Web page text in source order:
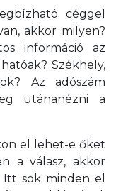
céggel
akkor milyen?
információ az
Székhely,
Az adószám
utánanézni a
el lehet-e őket
a válasz, akkor
sok minden el